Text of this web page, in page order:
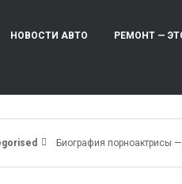
НОВОСТИ АВТО РЕМОНТ —
Биография порноактрисы